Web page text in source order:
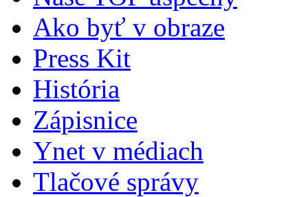
Ako byť v obraze
Press Kit
História
Zápisnice
Ynet v médiach
Tlačové správy